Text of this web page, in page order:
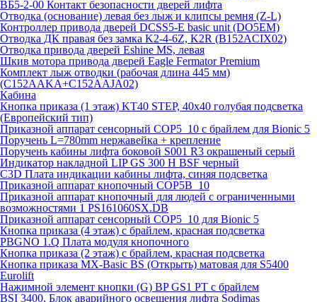
ВБ5-2-00 Контакт безопасности дверей лифта
Отводка (основание) левая без лыж и клипсы ремня (Z-L)
Контроллер привода дверей DCSS5-E basic unit (DO5EM)
Отводка ДК правая без замка K2-4-6Z, K2R (B152ACIX02)
Отводка привода дверей Eshine MS, левая
Шкив мотора привода дверей Eagle Fermator Premium
Комплект лыж отводки (рабочая длина 445 мм)
(C152AAKA+C152AAJA02)
Кабина
Кнопка приказа (1 этаж) KT40 STEP, 40х40 голубая подсветка
(Европейский тип)
Приказной аппарат сенсорный COP5_10 с брайлем для Bionic 5
Поручень L=780mm нержавейка + крепление
Поручень кабины лифта боковой S001 R3 окрашеный серый
Индикатор накладной LIP GS 300 H BSF черный
C3D Плата индикации кабины лифта, синяя подсветка
Приказной аппарат кнопочный COP5B_10
Приказной аппарат кнопочный для людей с ограниченными
возможностями 1 PS161060SX.DB
Приказной аппарат сенсорный COP5_10 для Bionic 5
Кнопка приказа (4 этаж) с брайлем, красная подсветка
PBGNO 1.Q Плата модуля кнопочного
Кнопка приказа (2 этаж) с брайлем, красная подсветка
Кнопка приказа MX-Basic BS (Открыть) матовая для S5400
Eurolift
Нажимной элемент кнопки (G) BP GS1 PT с брайлем
BSI 3400, Блок аварийного освещения лифта Sodimas